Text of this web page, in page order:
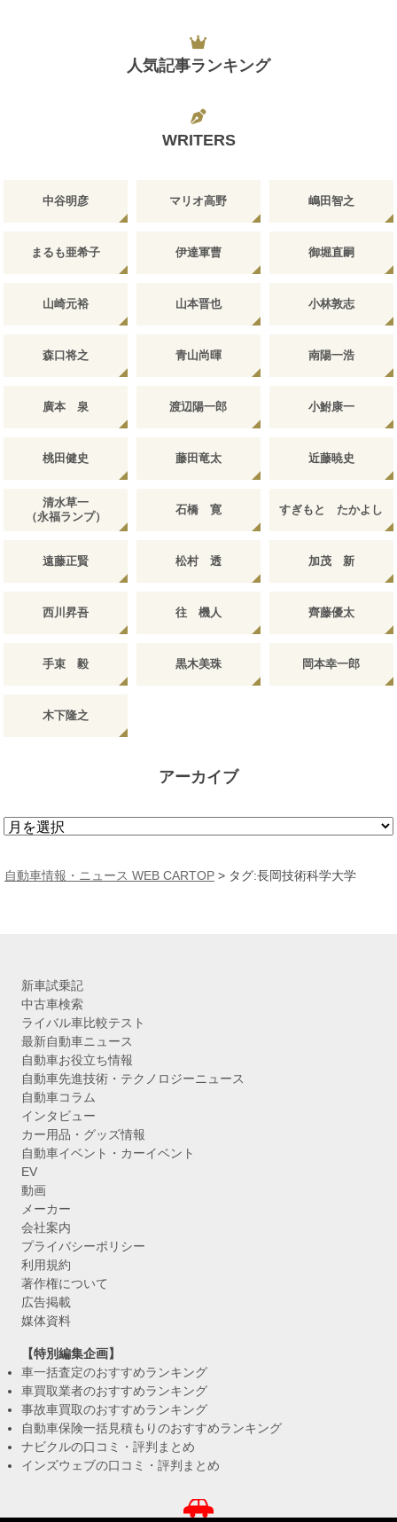
人気記事ランキング
WRITERS
中谷明彦 マリオ高野 嶋田智之
まるも亜希子 伊達軍曹 御堀直嗣
山崎元裕 山本晋也 小林敦志
森口将之 青山尚暉 南陽一浩
廣本 泉 渡辺陽一郎 小鮒康一
桃田健史 藤田竜太 近藤暁史
清水草一
（永福ランプ）
石橋 寛 すぎもと たかよし
遠藤正賢 松村 透 加茂 新
西川昇吾 往 機人 齊藤優太
手束 毅 黒木美珠 岡本幸一郎
木下隆之
アーカイブ
ア
カ
自動車情報・ニュース WEB CARTOP > タグ:長岡技術科学大学
新車試乗記
中古車検索
ライバル車比較テスト
最新自動車ニュース
自動車お役立ち情報
自動車先進技術・テクノロジーニュース
自動車コラム
インタビュー
カー用品・グッズ情報
自動車イベント・カーイベント
EV
動画
メーカー
会社案内
プライバシーポリシー
利用規約
著作権について
広告掲載
媒体資料
【特別編集企画】
車一括査定のおすすめランキング
車買取業者のおすすめランキング
事故車買取のおすすめランキング
自動車保険一括見積もりのおすすめランキング
ナビクルの口コミ・評判まとめ
インズウェブの口コミ・評判まとめ